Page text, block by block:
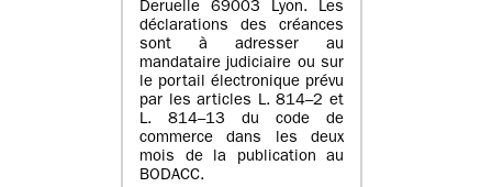
Deruelle 69003 Lyon. Les
déclarations des créances
sont à adresser au
mandataire judiciaire ou sur
le portail électronique prévu
par les articles L. 814–2 et
L. 814–13 du code de
commerce dans les deux
mois de la publication au
BODACC.